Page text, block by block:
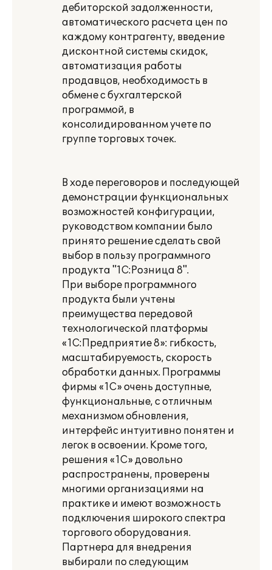
дебиторской задолженности,
автоматического расчета цен по
каждому контрагенту, введение
дисконтной системы скидок,
автоматизация работы
продавцов, необходимость в
обмене с бухгалтерской
программой, в
консолидированном учете по
группе торговых точек.
В ходе переговоров и последующей
демонстрации функциональных
возможностей конфигурации,
руководством компании было
принято решение сделать свой
выбор в пользу программного
продукта "1С:Розница 8".
При выборе программного
продукта были учтены
преимущества передовой
технологической платформы
«1С:Предприятие 8»: гибкость,
масштабируемость, скорость
обработки данных. Программы
фирмы «1С» очень доступные,
функциональные, с отличным
механизмом обновления,
интерфейс интуитивно понятен и
легок в освоении. Кроме того,
решения «1С» довольно
распространены, проверены
многими организациями на
практике и имеют возможность
подключения широкого спектра
торгового оборудования.
Партнера для внедрения
выбирали по следующим